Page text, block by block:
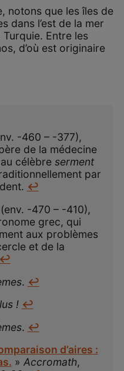
notons que les îles de
dans l’est de la mer
Entre les
d’où est originaire
-460 – -377),
de la médecine
célèbre serment
par
↩
-470 – -410),
grec, qui
aux problèmes
et de la
↩
. ↩
! ↩
. ↩
d’aires :
» Accromath,